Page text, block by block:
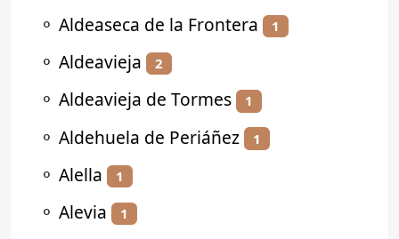
⚬ Aldeaseca de la Frontera 1
⚬ Aldeavieja 2
⚬ Aldeavieja de Tormes 1
⚬ Aldehuela de Periáñez 1
⚬ Alella 1
⚬ Alevia 1